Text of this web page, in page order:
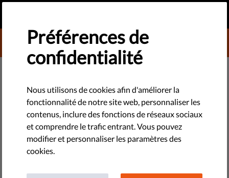
DONATE TO LIBERTIES
DÉMOCRATIE ET JUSTICE
​La proposition de l'UE visant à
lutter contre les poursuites-
bâillons intentées contre des
journalistes pourrait changer la
Préférences de
confidentialité
Nous utilisons de cookies afin d'améliorer la
fonctionnalité de notre site web, personnaliser les
contenus, inclure des fonctions de réseaux sociaux
et comprendre le trafic entrant. Vous pouvez
modifier et personnaliser les paramètres des
cookies.